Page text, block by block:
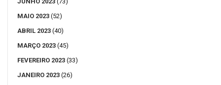
MAIO 2023 (52)
ABRIL 2023 (40)
MARÇO 2023 (45)
FEVEREIRO 2023 (33)
JANEIRO 2023 (26)